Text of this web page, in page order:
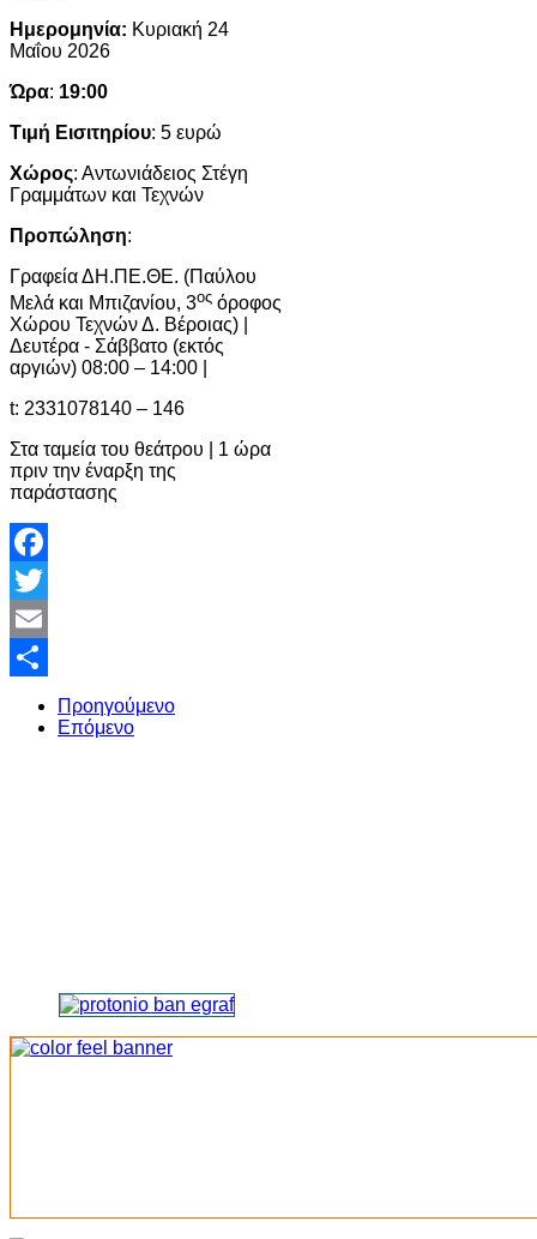
Ημερομηνία: Κυριακή 24
Μαΐου 2026
Ώρα: 19:00
Τιμή Εισιτηρίου: 5 ευρώ
Χώρος: Αντωνιάδειος Στέγη
Γραμμάτων και Τεχνών
Προπώληση:
Γραφεία ΔΗ.ΠΕ.ΘΕ. (Παύλου
Μελά και Μπιζανίου, 3ος όροφος
Χώρου Τεχνών Δ. Βέροιας) |
Δευτέρα - Σάββατο (εκτός
αργιών) 08:00 – 14:00 |
t: 2331078140 – 146
Στα ταμεία του θεάτρου | 1 ώρα
πριν την έναρξη της
παράστασης
Facebook
Twitter
Email
Share
Προηγούμενο
Επόμενο